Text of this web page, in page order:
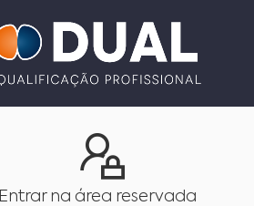
Entrar na área reservada